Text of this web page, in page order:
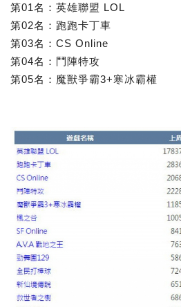
第01名：英雄聯盟 LOL
第02名：跑跑卡丁車
第03名：CS Online
第04名：鬥陣特攻
第05名：魔獸爭霸3+寒冰霸權